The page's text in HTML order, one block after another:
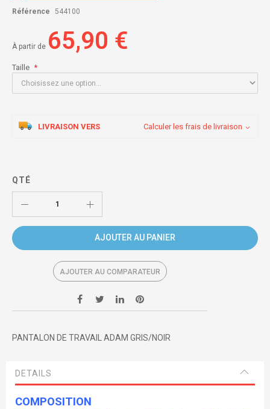
images
Référence
544100
À partir de 65,90 €
Taille
LIVRAISON VERS Calculer les frais de livraison
QTÉ
AJOUTER AU PANIER
AJOUTER AU COMPARATEUR
PANTALON DE TRAVAIL ADAM GRIS/NOIR
DETAILS
COMPOSITION